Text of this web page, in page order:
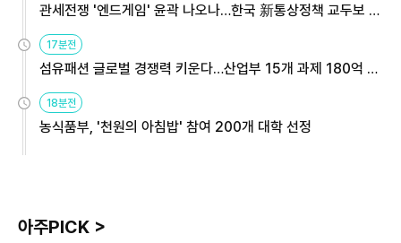
관세전쟁 '엔드게임' 윤곽 나오나…한국 新통상정책 교두보 활
17분전
섬유패션 글로벌 경쟁력 키운다…산업부 15개 과제 180억 지
18분전
농식품부, '천원의 아침밥' 참여 200개 대학 선정
아주PICK >